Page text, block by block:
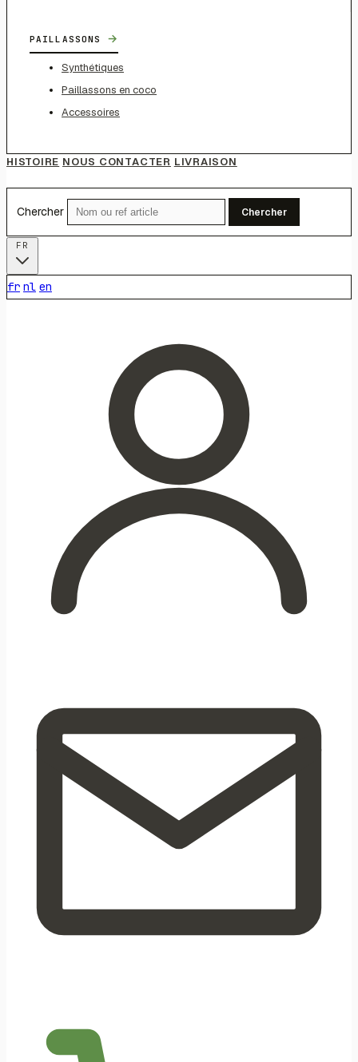
PAILLASSONS →
Synthétiques
Paillassons en coco
Accessoires
HISTOIRE NOUS CONTACTER LIVRAISON
Chercher Chercher
fr nl en